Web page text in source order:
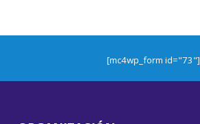
[mc4wp_form id="73"]